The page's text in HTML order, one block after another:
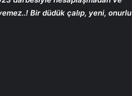
Bir düdük çalıp, yeni, onurlu